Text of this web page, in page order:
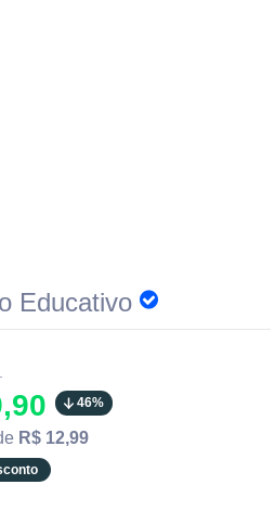
Educativo
46%
R$ 12,99